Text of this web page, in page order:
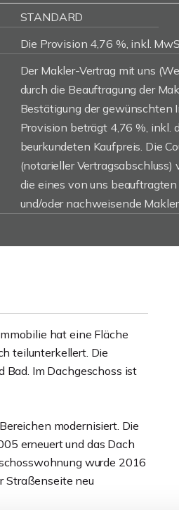
STANDARD
Die Provision 4,76 %, inkl.
Der Makler-Vertrag mit uns
durch die Beauftragung der
Bestätigung der gewünschten
Provision beträgt 4,76 %, inkl.
beurkundeten Kaufpreis. Die
(notarieller Vertragsabschluss)
die eines von uns
und/oder nachweisende
hat eine Fläche
teilunterkellert. Die
Bad. Im Dachgeschoss ist
modernisiert. Die
erneuert und das Dach
wurde 2016
Straßenseite neu